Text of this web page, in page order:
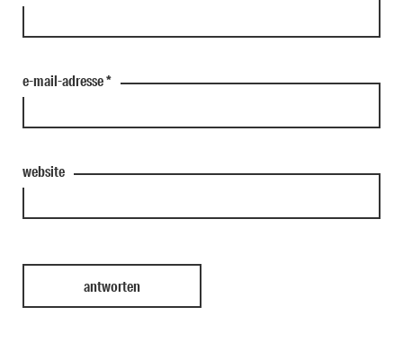
e-mail-adresse*
website